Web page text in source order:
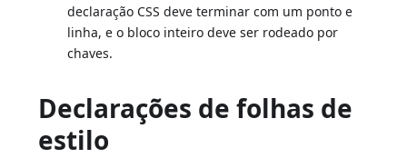
declaração CSS deve terminar com um ponto e
linha, e o bloco inteiro deve ser rodeado por
chaves.
Declarações de folhas de
estilo